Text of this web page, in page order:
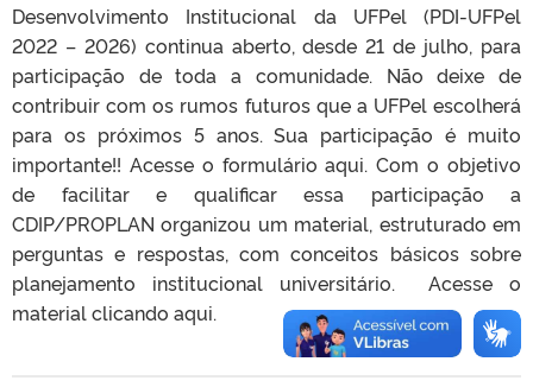
Desenvolvimento Institucional da UFPel (PDI-UFPel
2022 – 2026) continua aberto, desde 21 de julho, para
participação de toda a comunidade. Não deixe de
contribuir com os rumos futuros que a UFPel escolherá
para os próximos 5 anos. Sua participação é muito
importante!! Acesse o formulário aqui. Com o objetivo
de facilitar e qualificar essa participação a
CDIP/PROPLAN organizou um material, estruturado em
perguntas e respostas, com conceitos básicos sobre
planejamento institucional universitário. Acesse o
material clicando aqui.